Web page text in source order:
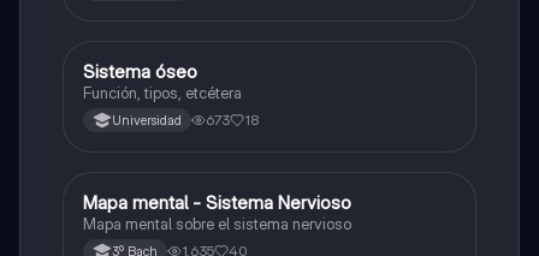
Biología
Sistema óseo
Función, tipos, etcétera
Universidad 673 18
Biología
Mapa mental - Sistema Nervioso
Mapa mental sobre el sistema nervioso
3º Bach 1,635 40